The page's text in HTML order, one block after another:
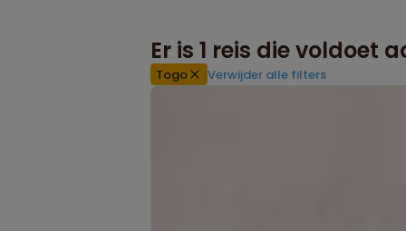
Er is1 reis die voldoet
Togo Verwijder alle filters